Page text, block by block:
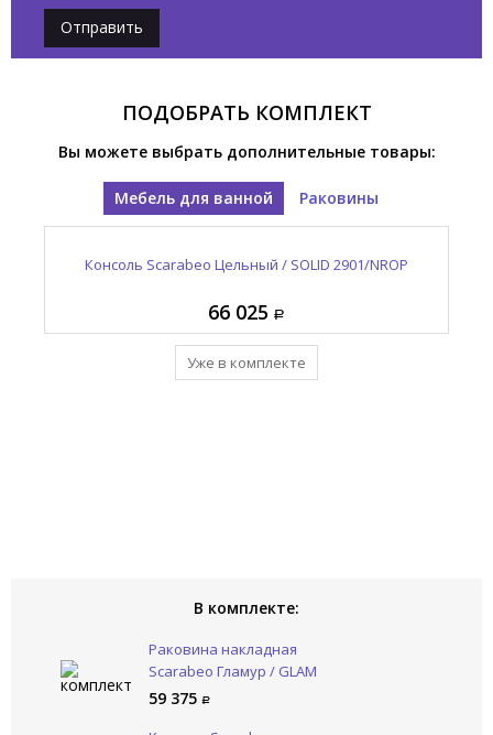
Отправить
ПОДОБРАТЬ КОМПЛЕКТ
Вы можете выбрать дополнительные товары:
Мебель для ванной Раковины
Консоль Scarabeo Цельный / SOLID 2901/NROP
66 025
Уже в комплекте
Раковина накладная Scarabeo Гламур / GLAM
59 375
Уже в комплекте
В комплекте:
Раковина накладная
Scarabeo Гламур / GLAM
1803/49
59 375